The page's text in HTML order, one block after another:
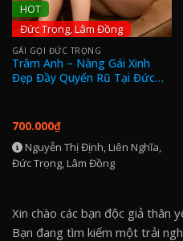
HOT
Đức Trọng, Lâm Đồng
GÁI GỌI ĐỨC TRỌNG
Trâm Anh – Nàng Gái Xinh
Đẹp Đầy Quyến Rũ Tại Đức
700.000₫
Nguyễn Thị Định, Liên Nghĩa,
Đức Trọng, Lâm Đồng
Xin chào các bạn độc giả thân
Bạn đang tìm kiếm một trải